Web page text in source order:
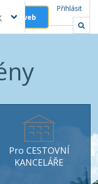
Přihlásit
web
Pro CESTOVNÍ
KANCELÁŘE